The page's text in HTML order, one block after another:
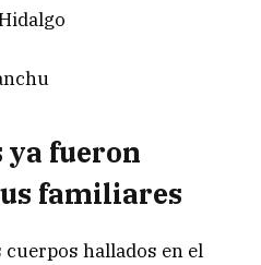
ya fueron
familiares
cuerpos hallados en el